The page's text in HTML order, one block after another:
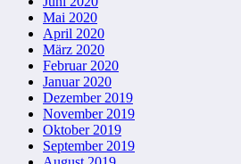
Mai 2020
April 2020
März 2020
Februar 2020
Januar 2020
Dezember 2019
November 2019
Oktober 2019
September 2019